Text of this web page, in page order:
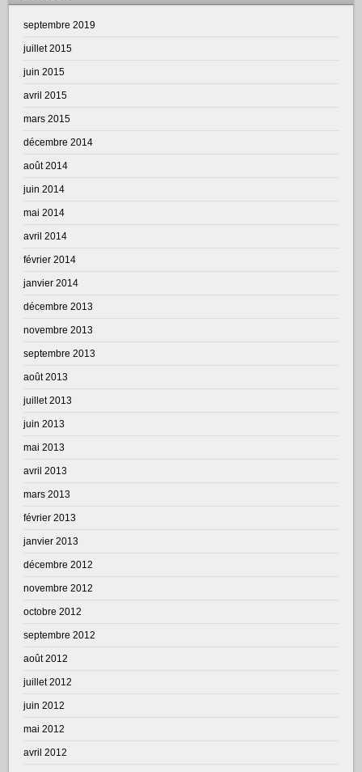
septembre 2019
juillet 2015
juin 2015
avril 2015
mars 2015
décembre 2014
août 2014
juin 2014
mai 2014
avril 2014
février 2014
janvier 2014
décembre 2013
novembre 2013
septembre 2013
août 2013
juillet 2013
juin 2013
mai 2013
avril 2013
mars 2013
février 2013
janvier 2013
décembre 2012
novembre 2012
octobre 2012
septembre 2012
août 2012
juillet 2012
juin 2012
mai 2012
avril 2012